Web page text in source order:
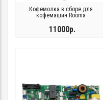
Кофемолка в сборе для
кофемашин Rooma
11000р.